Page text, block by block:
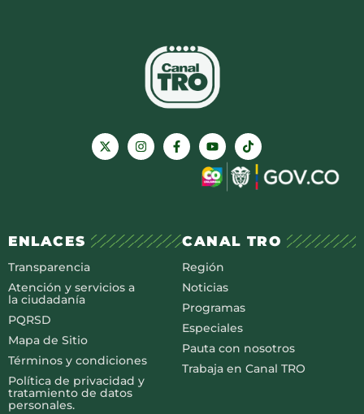
ENLACES
Transparencia
Atención y servicios a
la ciudadanía
PQRSD
Mapa de Sitio
Términos y condiciones
Política de privacidad y
tratamiento de datos
personales.
CANAL TRO
Región
Noticias
Programas
Especiales
Pauta con nosotros
Trabaja en Canal TRO